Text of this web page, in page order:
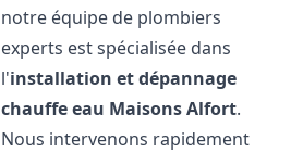
notre équipe de plombiers
experts est spécialisée dans
l'installation et dépannage
chauffe eau Maisons Alfort.
Nous intervenons rapidement